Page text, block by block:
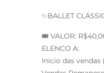
✨BALLET
🎟️ VALOR:
ELENCO A:
Início das vendas